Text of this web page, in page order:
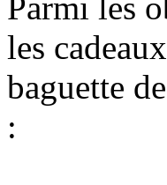
les
baguette
: